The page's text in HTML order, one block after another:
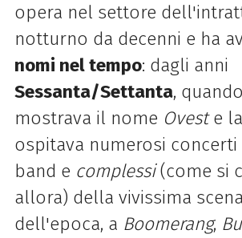
opera nel settore
notturno da decenni e ha
nomi nel tempo: dagli anni
Sessanta/Settanta,
mostrava il nome Oveste
ospitava numerosi concerti
band e complessi(come si
allora) della vivissima
dell'epoca, a Boomerang,